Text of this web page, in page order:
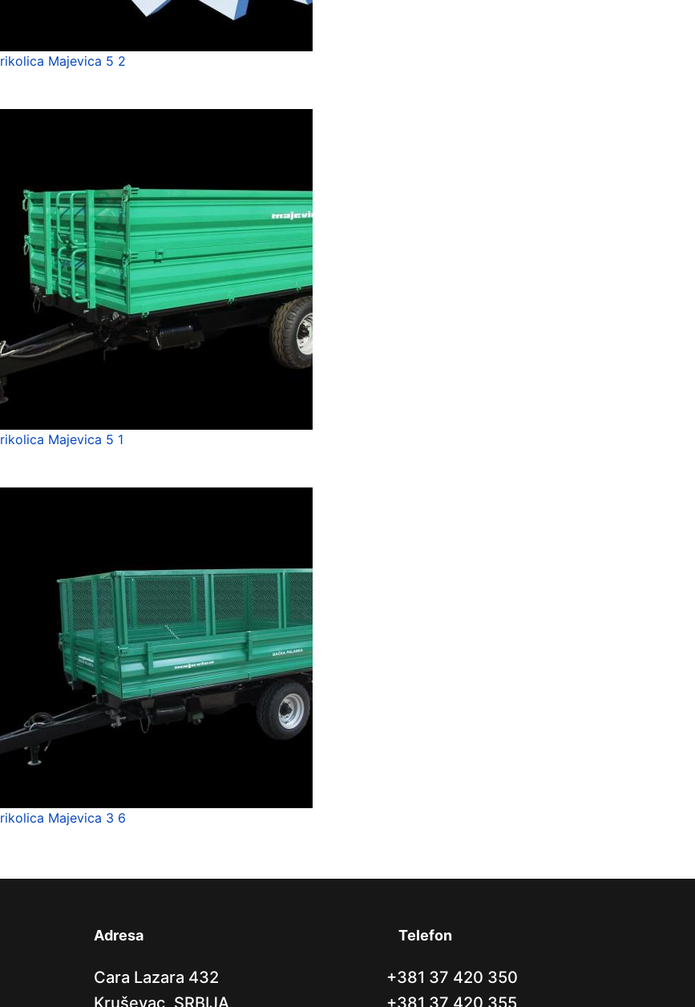
Majevica 5 2
Majevica 5 1
Majevica 3 6
Adresa
Cara Lazara 432
Kruševac, SRBIJA
Telefon
+381 37 420 350
+381 37 420 355